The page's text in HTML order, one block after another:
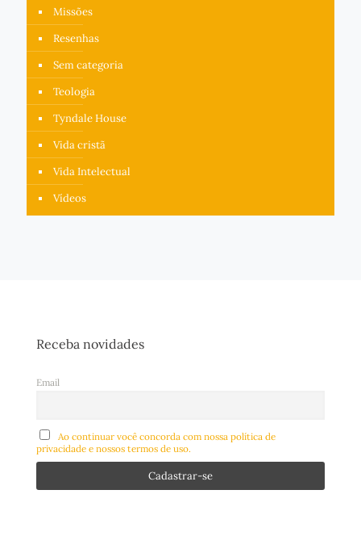
Missões
Resenhas
Sem categoria
Teologia
Tyndale House
Vida cristã
Vida Intelectual
Vídeos
Receba novidades
Email
Ao continuar você concorda com nossa política de
privacidade e nossos termos de uso.